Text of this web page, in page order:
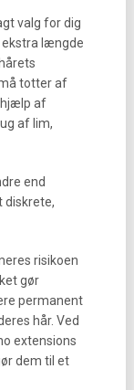
valg for dig
ekstra længde
totter af
hjælp af
af lim,
end
diskrete,
risikoen
gør
permanent
hår. Ved
extensions
dem til et